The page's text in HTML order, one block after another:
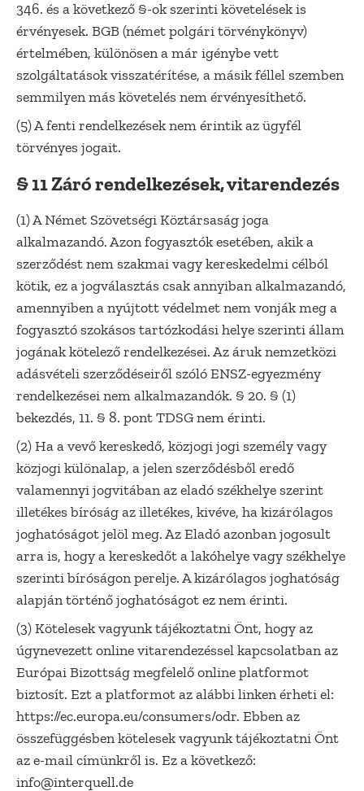
346. és a következő §-ok szerinti követelések is
érvényesek. BGB (német polgári törvénykönyv)
értelmében, különösen a már igénybe vett
szolgáltatások visszatérítése, a másik féllel szemben
semmilyen más követelés nem érvényesíthető.
(5) A fenti rendelkezések nem érintik az ügyfél
törvényes jogait.
§ 11 Záró rendelkezések, vitarendezés
(1) A Német Szövetségi Köztársaság joga
alkalmazandó. Azon fogyasztók esetében, akik a
szerződést nem szakmai vagy kereskedelmi célból
kötik, ez a jogválasztás csak annyiban alkalmazandó,
amennyiben a nyújtott védelmet nem vonják meg a
fogyasztó szokásos tartózkodási helye szerinti állam
jogának kötelező rendelkezései. Az áruk nemzetközi
adásvételi szerződéseiről szóló ENSZ-egyezmény
rendelkezései nem alkalmazandók. § 20. § (1)
bekezdés, 11. § 8. pont TDSG nem érinti.
(2) Ha a vevő kereskedő, közjogi jogi személy vagy
közjogi különalap, a jelen szerződésből eredő
valamennyi jogvitában az eladó székhelye szerint
illetékes bíróság az illetékes, kivéve, ha kizárólagos
joghatóságot jelöl meg. Az Eladó azonban jogosult
arra is, hogy a kereskedőt a lakóhelye vagy székhelye
szerinti bíróságon perelje. A kizárólagos joghatóság
alapján történő joghatóságot ez nem érinti.
(3) Kötelesek vagyunk tájékoztatni Önt, hogy az
úgynevezett online vitarendezéssel kapcsolatban az
Európai Bizottság megfelelő online platformot
biztosít. Ezt a platformot az alábbi linken érheti el:
https://ec.europa.eu/consumers/odr. Ebben az
összefüggésben kötelesek vagyunk tájékoztatni Önt
az e-mail címünkről is. Ez a következő:
info@interquell.de